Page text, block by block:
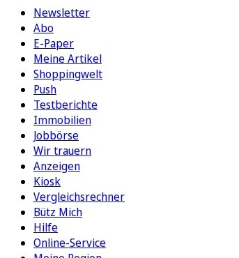
Newsletter
Abo
E-Paper
Meine Artikel
Shoppingwelt
Push
Testberichte
Immobilien
Jobbörse
Wir trauern
Anzeigen
Kiosk
Vergleichsrechner
Bütz Mich
Hilfe
Online-Service